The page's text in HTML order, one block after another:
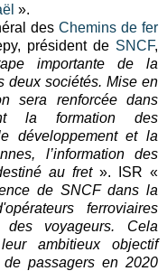
».
desChemins de fer
président de SNCF,
importante de la
deux sociétés. Mise en
sera renforcée dans
la formation des
développement et la
l’information des
au fret». ISR «
de SNCF dans la
ferroviaires
voyageurs. Cela
ambitieux objectif
de passagers en 2020